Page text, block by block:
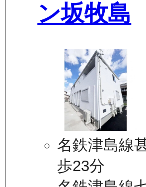
ン坂牧島
名鉄津島線
歩23分